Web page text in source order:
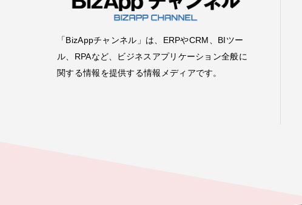
「BizAppチャンネル」は、ERPやCRM、BIツー
ル、RPAなど、ビジネスアプリケーション全般に
関する情報を提供する情報メディアです。